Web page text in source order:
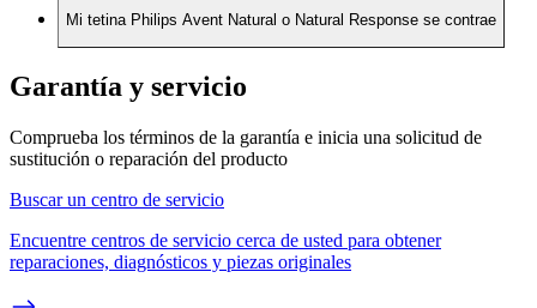
Mi tetina Philips Avent Natural o Natural Response se contrae
Garantía y servicio
Comprueba los términos de la garantía e inicia una solicitud de
sustitución o reparación del producto
Buscar un centro de servicio
Encuentre centros de servicio cerca de usted para obtener
reparaciones, diagnósticos y piezas originales